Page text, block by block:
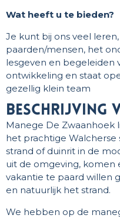
Wat heeft u te bieden?
Je kunt bij ons veel
paarden/mensen, het
lesgeven en begeleiden
ontwikkeling en staat
gezellig klein team
beschrijving
Manege De Zwaanhoek
het prachtige Walcherse
strand of duinrit in de
uit de omgeving, komen
vakantie te paard willen
en natuurlijk het strand.
We hebben op de